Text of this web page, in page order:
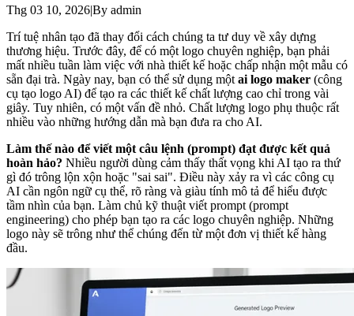
Thg 03 10, 2026|By admin
Trí tuệ nhân tạo đã thay đổi cách chúng ta tư duy về xây dựng
thương hiệu. Trước đây, để có một logo chuyên nghiệp, bạn phải
mất nhiều tuần làm việc với nhà thiết kế hoặc chấp nhận một mẫu có
sẵn đại trà. Ngày nay, bạn có thể sử dụng mộtai logo maker (công
cụ tạo logo AI) để tạo ra các thiết kế chất lượng cao chỉ trong vài
giây. Tuy nhiên, có một vấn đề nhỏ. Chất lượng logo phụ thuộc rất
nhiều vào những hướng dẫn mà bạn đưa ra cho AI.
Làm thế nào để viết một câu lệnh (prompt) đạt được kết quả
hoàn hảo? Nhiều người dùng cảm thấy thất vọng khi AI tạo ra thứ
gì đó trông lộn xộn hoặc "sai sai". Điều này xảy ra vì các công cụ
AI cần ngôn ngữ cụ thể, rõ ràng và giàu tính mô tả để hiểu được
tầm nhìn của bạn. Làm chủ kỹ thuật viết prompt (prompt
engineering) cho phép bạn tạo ra các logo chuyên nghiệp. Những
logo này sẽ trông như thể chúng đến từ một đơn vị thiết kế hàng
đầu.